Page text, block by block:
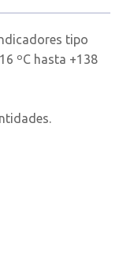
tipo
ºC hasta +138